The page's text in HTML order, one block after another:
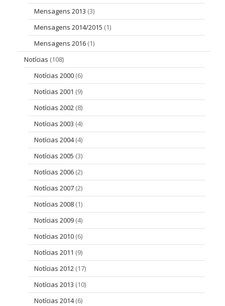
Mensagens 2013 (3)
Mensagens 2014/2015 (1)
Mensagens 2016 (1)
Notícias (108)
Notícias 2000 (6)
Notícias 2001 (9)
Notícias 2002 (8)
Notícias 2003 (4)
Notícias 2004(4)
Notícias 2005 (3)
Notícias 2006 (2)
Notícias 2007 (2)
Notícias 2008 (1)
Notícias 2009 (4)
Notícias 2010 (6)
Notícias 2011 (9)
Notícias 2012 (17)
Notícias 2013 (10)
Notícias 2014(6)